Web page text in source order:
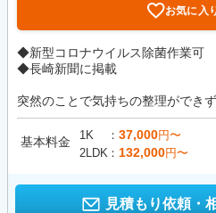
お気に入
◆新型コロナウイルス除菌作業可
◆長崎新聞に掲載
突然のことで気持ちの整理ができ
基本料金 1K 37,000円〜
2LDK
132,000円〜
見積もり依頼・